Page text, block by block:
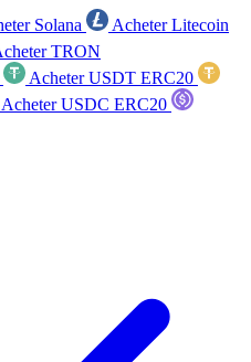
Solana
Acheter Litecoin
TRON
Acheter USDT ERC20
Acheter USDC ERC20